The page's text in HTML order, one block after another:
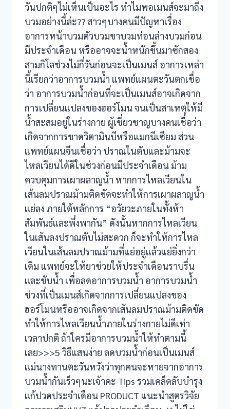
วันปกติๆไม่เห็นเป็นอะไร ทำไมพอเมนส์จะมาถึง
บวมอย่างนี้ล่ะ?? สาวๆบางคนมีปัญหาเรื่อง
อาการหน้าบวมตัวบวมขาบวมท่อนล่างบวมก่อน
มีประจำเดือน หรืออาจจะน้ำหนักขึ้นมาซักสอง
สามกิโลช่วงไม่กี่วันก่อนจะเป็นเมนส์ อาการเหล่า
นี้เรียกว่าอาการบวมน้ำ แพทย์แผนตะวันตกเชื่อ
ว่า อาการบวมน้ำก่อนที่จะเป็นเมนส์อาจเกิดจาก
การเปลี่ยนแปลงของฮอร์โมน จนเป็นสาเหตุให้มี
น้ำสะสมอยู่ในร่างกาย ผู้เชี่ยวชาญบางคนเชื่อว่า
เกิดจากการขาดวิตามินบีหรือแมกนีเซียม ส่วน
แพทย์แผนจีนเชื่อว่า ปราณในตับและม้ามจะ
ไหลเวียนได้ดีในช่วงก่อนมีประจำเดือน ม้าม
ควบคุมการเผาผลาญน้ำ หากการไหลเวียนใน
เส้นลมปราณม้ามติดขัดจะทำให้การเผาผลาญน้ำ
แย่ลง ภายใต้หลักการ “อวัยวะภายในทั้งห้า
สัมพันธ์และพึ่งพากัน” ดังนั้นหากการไหลเวียน
ในเส้นลงปราณตับไม่สะดวก ก็จะทำให้การไหล
เวียนในเส้นลมปราณม้ามที่แย่อยู่แล้วแย่ยิ่งกว่า
เดิม แพทย์จะให้ยาช่วยให้ประจำเดือนราบรื่น
และขับน้ำ เพื่อลดอาการบวมน้ำ อาการบวมน้ำ
ช่วงที่เป็นเมนส์เกิดจากการเปลี่ยนแปลงของ
ฮอร์โมนหรืออาจเกิดจากเส้นลมปราณม้ามติดขัด
ทำให้การไหลเวียนน้ำภายในร่างกายไม่ดีเท่า
เวลาปกติ ถ้าใครมีอาการบวมน้ำให้ทำตามนี้
เลย>>>5 วิธีแสนง่าย ลดบวมน้ำก่อนเป็นเมนส์
แม่นางทานตะวันหวังว่าทุกคนจะหายจากอาการ
บวมน้ำกันเร็วๆนะเจ้าคะ Tips รวมเคล็ดลับบำรุง
แก้ปวดประจำเดือน PRODUCT แนะนำสูตรวิจัย